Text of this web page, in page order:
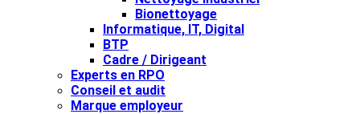
Bionettoyage
Informatique, IT, Digital
BTP
Cadre / Dirigeant
Experts en RPO
Conseil et audit
Marque employeur